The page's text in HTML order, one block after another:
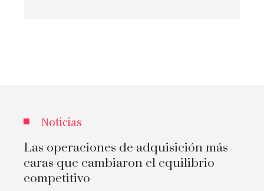
Noticias
Las operaciones de adquisición más
caras que cambiaron el equilibrio
competitivo